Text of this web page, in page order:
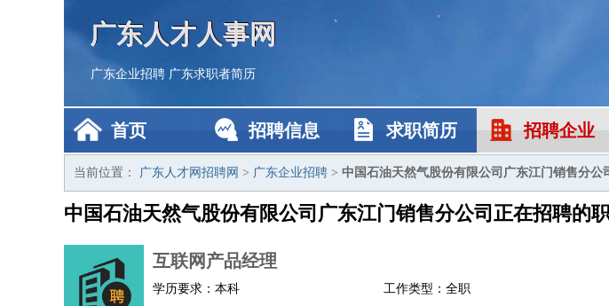
广东人才人事网
广东企业招聘 广东求职者简历
首页 招聘信息 求职简历 招聘企业
当前位置： 广东人才网招聘网 > 广东企业招聘 > 中国石油天然气股份有限公司广东江门销售分公
中国石油天然气股份有限公司广东江门销售分公司正在招聘的
互联网产品经理
学历要求：本科 工作类型：全职